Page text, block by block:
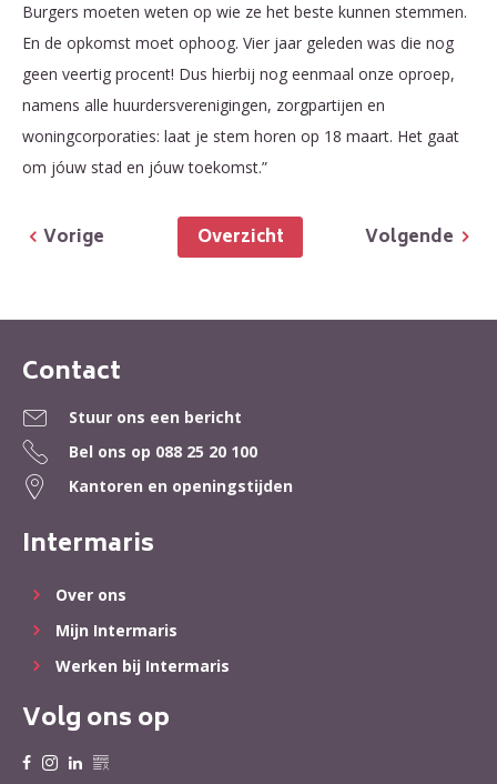
Burgers moeten weten op wie ze het beste kunnen stemmen.
En de opkomst moet ophoog. Vier jaar geleden was die nog
geen veertig procent! Dus hierbij nog eenmaal onze oproep,
namens alle huurdersverenigingen, zorgpartijen en
woningcorporaties: laat je stem horen op 18 maart. Het gaat
om jóuw stad en jóuw toekomst.”
Volgende
Overzicht
Vorige
Contactinformatie
Contact
Stuur ons een bericht
Bel ons op 088 25 20 100
Kantoren en openingstijden
Intermaris
Over ons
Mijn Intermaris
Werken bij Intermaris
Volg ons op